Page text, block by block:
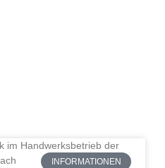
INFORMATIONEN